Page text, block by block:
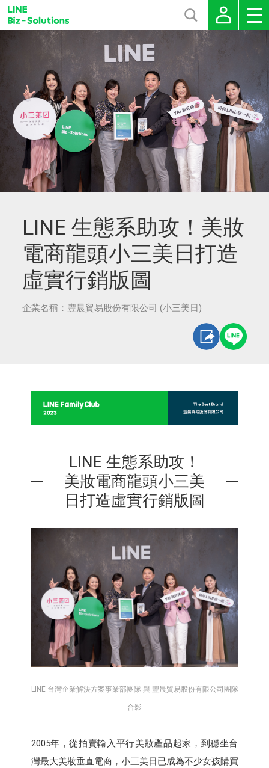
LINE 生態系助攻！美妝
電商龍頭小三美日打造
虛實行銷版圖
企業名稱：豐晨貿易股份有限公司 (小三美日)
LINE 生態系助攻！
美妝電商龍頭小三美
日打造虛實行銷版圖
LINE 台灣企業解決方案事業部團隊 與 豐晨貿易股份有限公司團隊
合影
2005年，從拍賣輸入平行美妝產品起家，到穩坐台
灣最大美妝垂直電商，小三美日已成為不少女孩購買